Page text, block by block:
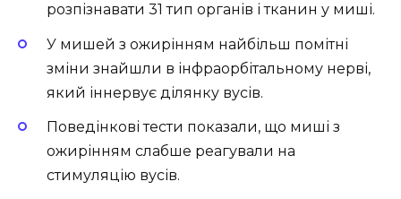
розпізнавати 31 тип органів і тканин у миші.
У мишей з ожирінням найбільш помітні
зміни знайшли в інфраорбітальному нерві,
який іннервує ділянку вусів.
Поведінкові тести показали, що миші з
ожирінням слабше реагували на
стимуляцію вусів.